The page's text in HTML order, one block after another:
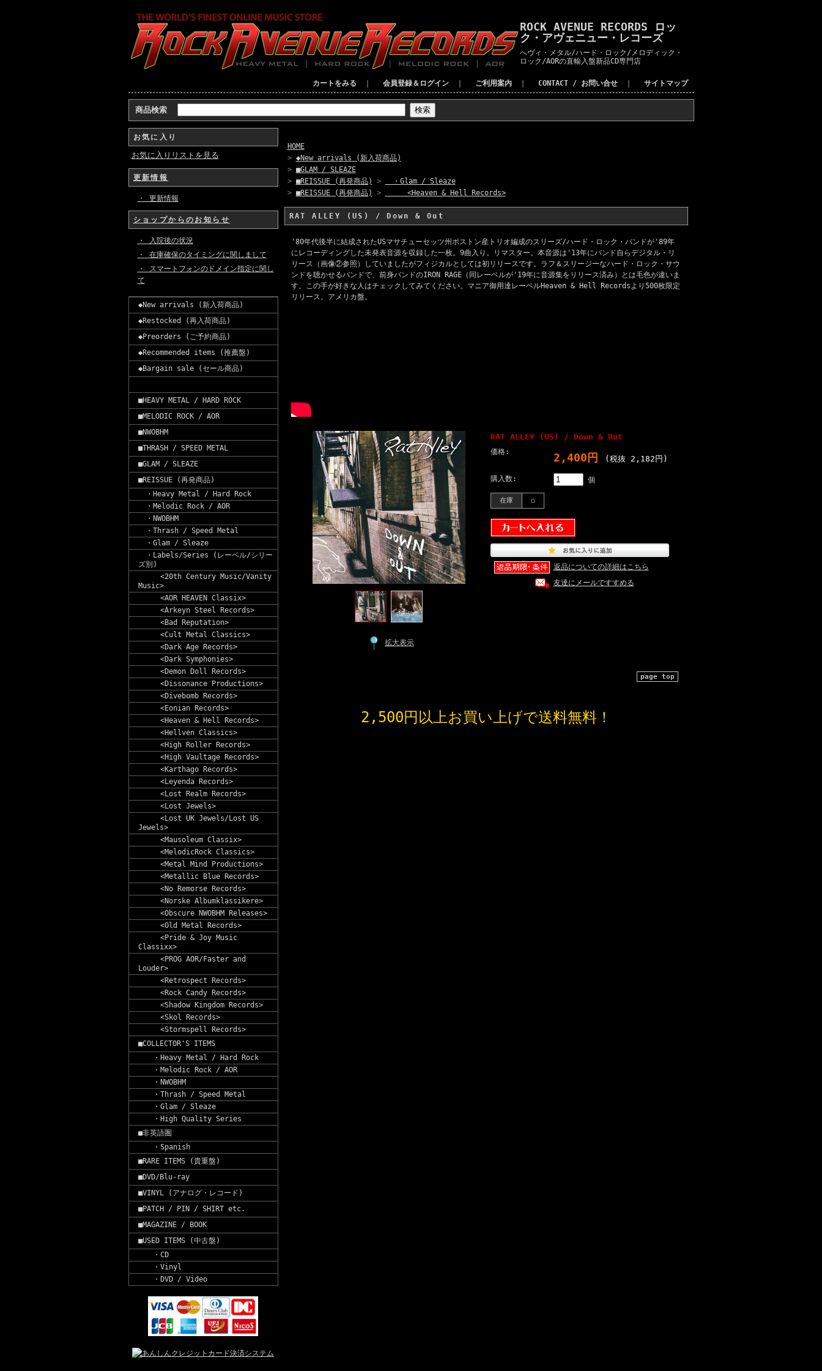
ROCK AVENUE RECORDS ロッ
ク・アヴェニュー・レコーズ
へヴィ・メタル/ハード・ロック/メロディック・
ロック/AORの直輸入盤新品CD専門店
カートをみる 会員登録＆ログイン ご利用案内 CONTACT / お問い合せ サイトマップ
商品検索
お気に入り
お気に入りリストを見る
更新情報
・ 更新情報
ショップからのお知らせ
・ 入院後の状況
・ 在庫確保のタイミングに関しまして
・ スマートフォンのドメイン指定に関し
て
◆New arrivals (新入荷商品)
◆Restocked (再入荷商品)
◆Preorders (ご予約商品)
◆Recommended items (推薦盤)
◆Bargain sale (セール商品)
■HEAVY METAL / HARD ROCK
■MELODIC ROCK / AOR
■NWOBHM
■THRASH / SPEED METAL
■GLAM / SLEAZE
■REISSUE (再発商品)
・Heavy Metal / Hard Rock
・Melodic Rock / AOR
・NWOBHM
・Thrash / Speed Metal
・Glam / Sleaze
・Labels/Series (レーベル/シリー
ズ別)
<20th Century Music/Vanity
Music>
<AOR HEAVEN Classix>
<Arkeyn Steel Records>
<Bad Reputation>
<Cult Metal Classics>
<Dark Age Records>
<Dark Symphonies>
<Demon Doll Records>
<Dissonance Productions>
<Divebomb Records>
<Eonian Records>
<Heaven & Hell Records>
<Hellven Classics>
<High Roller Records>
<High Vaultage Records>
<Karthago Records>
<Leyenda Records>
<Lost Realm Records>
<Lost Jewels>
<Lost UK Jewels/Lost US
Jewels>
<Mausoleum Classix>
<MelodicRock Classics>
<Metal Mind Productions>
<Metallic Blue Records>
<No Remorse Records>
<Norske Albumklassikere>
<Obscure NWOBHM Releases>
<Old Metal Records>
<Pride & Joy Music
Classixx>
<PROG AOR/Faster and
Louder>
<Retrospect Records>
<Rock Candy Records>
<Shadow Kingdom Records>
<Skol Records>
<Stormspell Records>
■COLLECTOR'S ITEMS
・Heavy Metal / Hard Rock
・Melodic Rock / AOR
・NWOBHM
・Thrash / Speed Metal
・Glam / Sleaze
・High Quality Series
■非英語圏
・Spanish
■RARE ITEMS (貴重盤)
■DVD/Blu-ray
■VINYL (アナログ・レコード)
■PATCH / PIN / SHIRT etc.
■MAGAZINE / BOOK
■USED ITEMS (中古盤)
・CD
・Vinyl
・DVD / Video
HOME
> ◆New arrivals (新入荷商品)
> ■GLAM / SLEAZE
> ■REISSUE (再発商品) >
・Glam / Sleaze
> ■REISSUE (再発商品) > <Heaven & Hell Records>
RAT ALLEY (US) / Down & Out
'80年代後半に結成されたUSマサチューセッツ州ボストン産トリオ編成のスリーズ/ハード・ロック・バンドが'89年
にレコーディングした未発表音源を収録した一枚。9曲入り。リマスター。本音源は'13年にバンド自らデジタル・リ
リース（画像②参照）していましたがフィジカルとしては初リリースです。ラフ＆スリージーなハード・ロック・サウ
ンドを聴かせるバンドで、前身バンドのIRON RAGE（同レーベルが'19年に音源集をリリース済み）とは毛色が違いま
す。この手が好きな人はチェックしてみてください。マニア御用達レーベルHeaven & Hell Recordsより500枚限定
リリース。アメリカ盤。
拡大表示
RAT ALLEY (US) / Down & Out
価格: 2,400円 (税抜 2,182円)
購入数: 個
在庫 ○
返品についての詳細はこちら
友達にメールですすめる
page top
2,500円以上お買い上げで送料無料！